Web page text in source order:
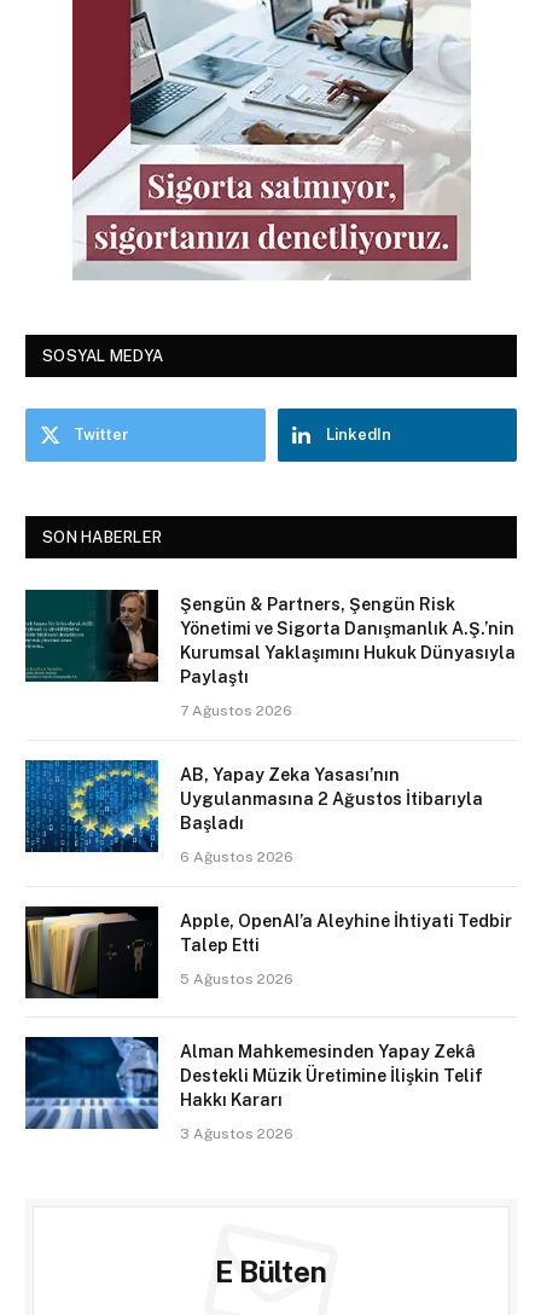
SOSYAL MEDYA
Twitter LinkedIn
SON HABERLER
Şengün & Partners, Şengün Risk
Yönetimi ve Sigorta Danışmanlık A.Ş.’nin
Kurumsal Yaklaşımını Hukuk Dünyasıyla
Paylaştı
7 Ağustos 2026
AB, Yapay Zeka Yasası’nın
Uygulanmasına 2 Ağustos İtibarıyla
Başladı
6 Ağustos 2026
Apple, OpenAI’a Aleyhine İhtiyati Tedbir
Talep Etti
5 Ağustos 2026
Alman Mahkemesinden Yapay Zekâ
Destekli Müzik Üretimine İlişkin Telif
Hakkı Kararı
3 Ağustos 2026
E Bülten